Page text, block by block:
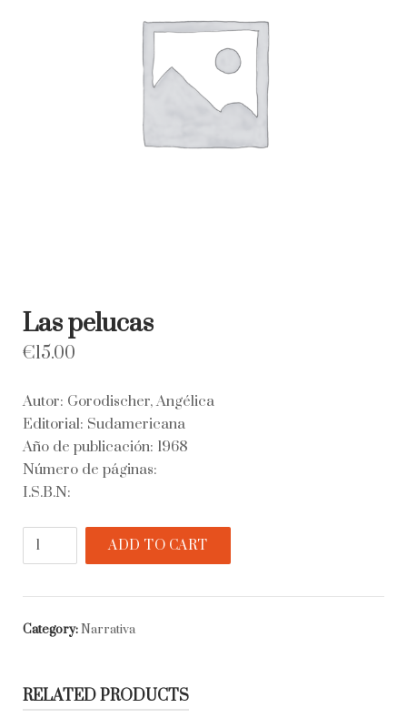
Las pelucas
€15.00
Autor: Gorodischer, Angélica
Editorial: Sudamericana
Año de publicación: 1968
Número de páginas:
I.S.B.N:
Las
ADD TO CART
Category:Narrativa
RELATED PRODUCTS